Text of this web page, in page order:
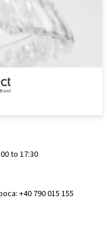
to 17:30
+40 790 015 155